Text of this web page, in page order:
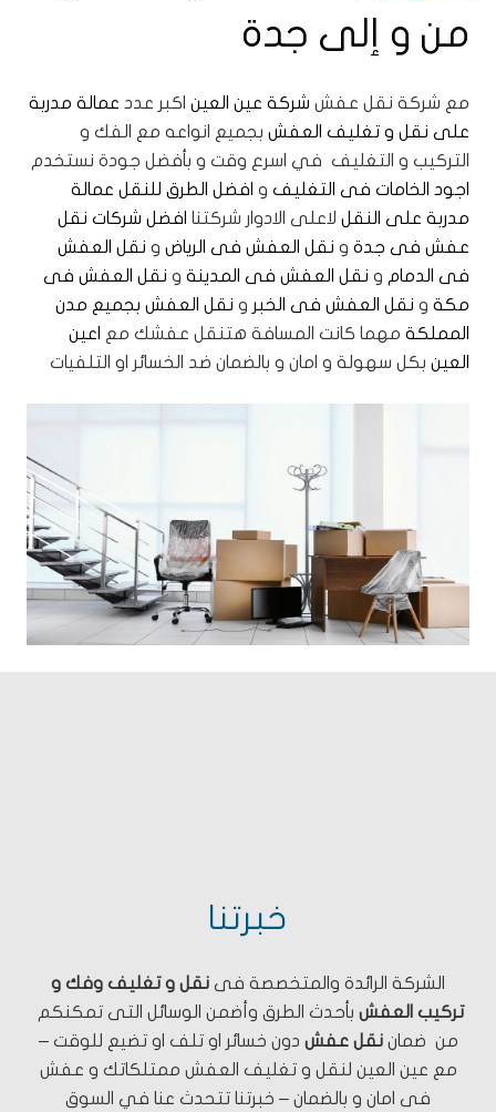
من و إلى جدة
مع شركة نقل عفش شركة عين العين اكبر عدد عمالة مدربة
على نقل و تغليف العفش بجميع انواعه مع الفك و
التركيب و التغليف في اسرع وقت و بأفضل جودة نستخدم
اجود الخامات فى التغليف و افضل الطرق للنقل عمالة
مدربة على النقل لاعلى الادوار شركتنا
افضل شركات نقل
عفش فى جدة و نقل العفش فى الرياض و نقل العفش
فى الدمام و نقل العفش فى المدينة و نقل العفش فى
مكة و نقل العفش فى الخبر و نقل العفش بجميع مدن
المملكة مهما كانت المسافة هتنقل عفشك مع
اعين
العين بكل سهولة و امان و بالضمان ضد الخسائر او التلفيات
خبرتنا
الشركة الرائدة والمتخصصة فى نقل و تغليف وفك و
تركيب العفش بأحدث الطرق وأضمن الوسائل التى تمكنكم
من ضماننقل عفش دون خسائر او تلف او تضيع للوقت –
مع عين العين لنقل و تغليف العفش ممتلكاتك و عفش
فى امان و بالضمان – خبرتنا تتحدث عنا في السوق